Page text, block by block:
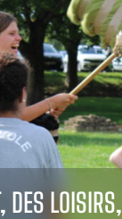
DES LOISIRS,